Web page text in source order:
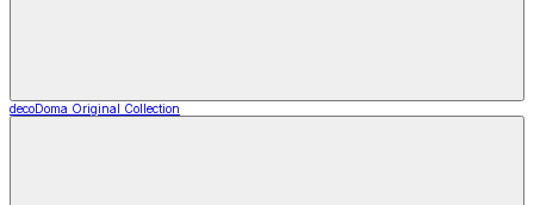
decoDoma Original Collection